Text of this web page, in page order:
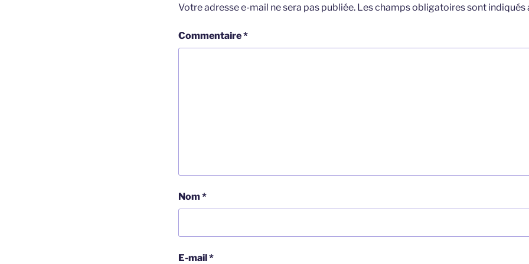
Votre adresse e-mail ne sera pas publiée. Les champs obligatoires sont indiqués
Commentaire*
Nom *
E-mail*